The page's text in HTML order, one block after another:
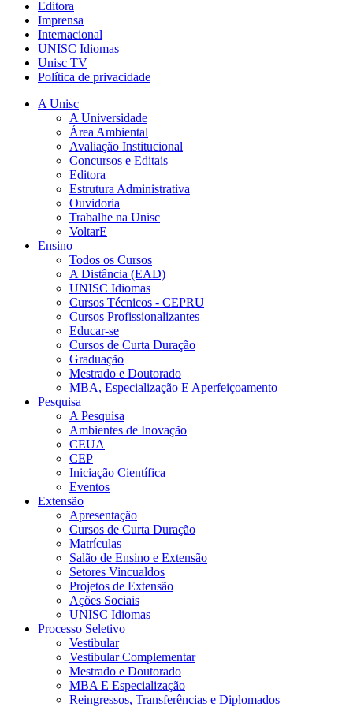
Editora
Imprensa
Internacional
UNISC Idiomas
Unisc TV
Política de privacidade
A Unisc
A Universidade
Área Ambiental
Avaliação Institucional
Concursos e Editais
Editora
Estrutura Administrativa
Ouvidoria
Trabalhe na Unisc
VoltarE
Ensino
Todos os Cursos
A Distância (EAD)
UNISC Idiomas
Cursos Técnicos - CEPRU
Cursos Profissionalizantes
Educar-se
Cursos de Curta Duração
Graduação
Mestrado e Doutorado
MBA, Especialização E Aperfeiçoamento
Pesquisa
A Pesquisa
Ambientes de Inovação
CEUA
CEP
Iniciação Científica
Eventos
Extensão
Apresentação
Cursos de Curta Duração
Matrículas
Salão de Ensino e Extensão
Setores Vincualdos
Projetos de Extensão
Ações Sociais
UNISC Idiomas
Processo Seletivo
Vestibular
Vestibular Complementar
Mestrado e Doutorado
MBA E Especialização
Reingressos, Transferências e Diplomados